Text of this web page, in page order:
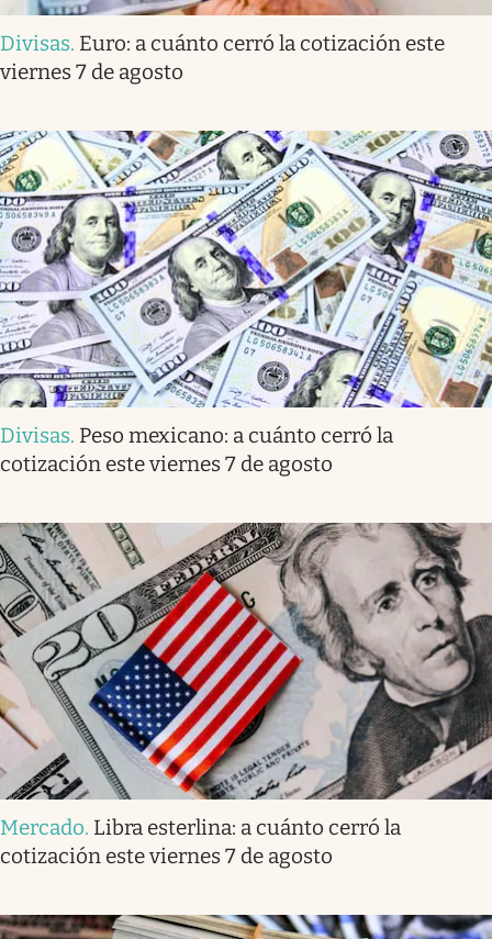
Divisas. Euro: a cuánto cerró la cotización este
viernes 7 de agosto
Divisas. Peso mexicano: a cuánto cerró la
cotización este viernes 7 de agosto
Mercado. Libra esterlina: a cuánto cerró la
cotización este viernes 7 de agosto